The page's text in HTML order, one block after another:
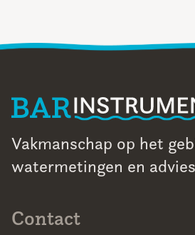
Vakmanschap op het
watermetingen en advies
Contact